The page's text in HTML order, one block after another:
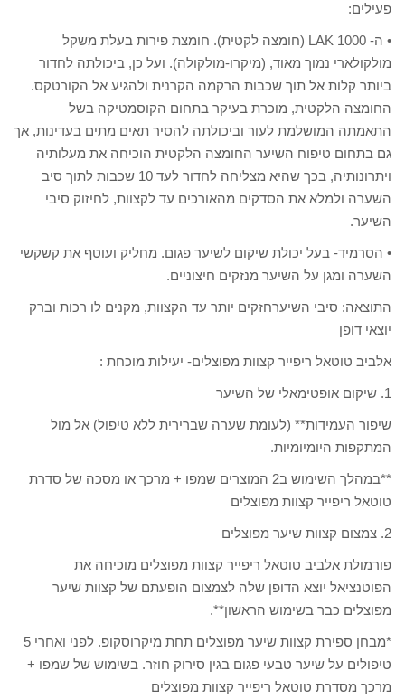
פעילים:
• ה- LAK 1000 (חומצה לקטית). חומצת פירות בעלת משקל
מולקולארי נמוך מאוד, (מיקרו-מולקולה). ועל כן, ביכולתה לחדור
ביותר קלות אל תוך שכבות הרקמה הקרנית ולהגיע אל הקורטקס.
החומצה הלקטית, מוכרת בעיקר בתחום הקוסמטיקה בשל
התאמתה המושלמת לעור וביכולתה להסיר תאים מתים בעדינות, אך
גם בתחום טיפוח השיער החומצה הלקטית הוכיחה את מעלותיה
ויתרונותיה, בכך שהיא מצליחה לחדור לעד 10 שכבות לתוך סיב
השערה ולמלא את הסדקים מהאורכים עד לקצוות, לחיזוק סיבי
השיער.
• הסרמיד- בעל יכולת שיקום לשיער פגום. מחליק ועוטף את קשקשי
השערה ומגן על השיער מנזקים חיצוניים.
התוצאה: סיבי השיערחזקים יותר עד הקצוות, מקנים לו רכות וברק
יוצאי דופן
אלביב טוטאל ריפייר קצוות מפוצלים- יעילות מוכחת :
1. שיקום אופטימאלי של השיער
שיפור העמידות** (לעומת שערה שברירית ללא טיפול) אל מול
המתקפות היומיומיות.
**במהלך השימוש ב2 המוצרים שמפו + מרכך או מסכה של סדרת
טוטאל ריפייר קצוות מפוצלים
2. צמצום קצוות שיער מפוצלים
פורמולת אלביב טוטאל ריפייר קצוות מפוצלים מוכיחה את
הפוטנציאל יוצא הדופן שלה לצמצום הופעתם של קצוות שיער
מפוצלים כבר בשימוש הראשון**.
*מבחן ספירת קצוות שיער מפוצלים תחת מיקרוסקופ. לפני ואחרי 5
טיפולים על שיער טבעי פגום בגין סירוק חוזר. בשימוש של שמפו +
מרכך מסדרת טוטאל ריפייר קצוות מפוצלים